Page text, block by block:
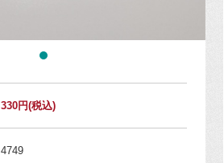
330円(税込)
4749